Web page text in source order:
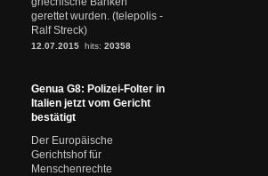
gerettet wurden. (telepolis -
Ralf Streck)
12.07.2015 hits: 20358
Genua G8: Polizei-Folter in
Italien jetzt vom Gericht
bestätigt
Der Europäische
Gerichtshof für
Menschenrechte